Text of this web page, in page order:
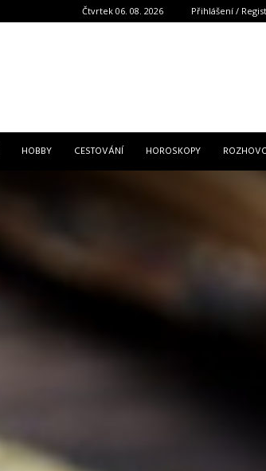
Čtvrtek 06. 08. 2026 Přihlášení /
HOBBY CESTOVÁNÍ HOROSKOPY